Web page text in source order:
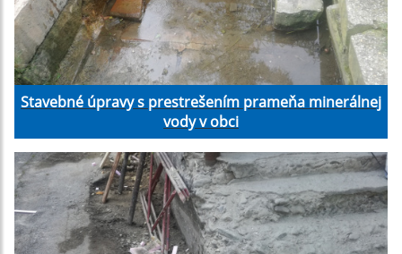
Stavebné úpravy s prestrešením prameňa minerálnej
vody v obci